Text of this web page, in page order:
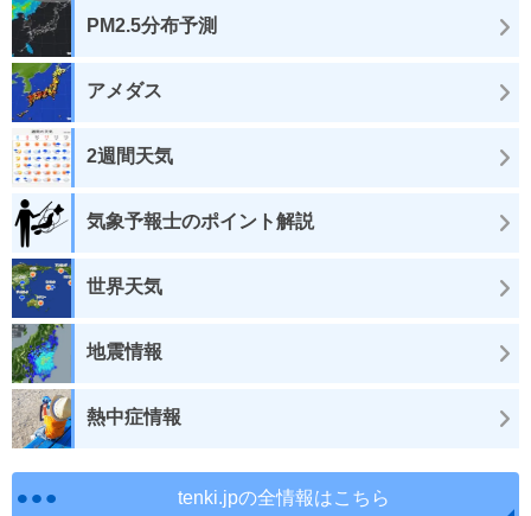
PM2.5分布予測
アメダス
2週間天気
気象予報士のポイント解説
世界天気
地震情報
熱中症情報
tenki.jpの全情報はこちら